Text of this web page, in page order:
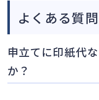
よくある質問
申立てに印紙代
か？